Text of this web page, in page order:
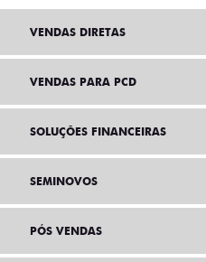
VENDAS DIRETAS
VENDAS PARA PCD
SOLUÇÕES FINANCEIRAS
SEMINOVOS
PÓS VENDAS